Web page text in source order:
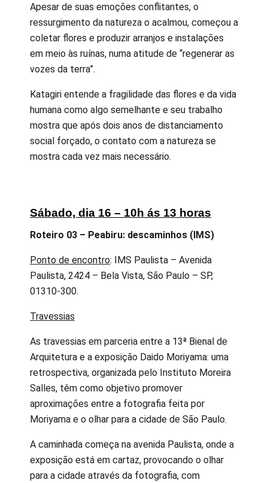
Apesar de suas emoções conflitantes, o
ressurgimento da natureza o acalmou, começou a
coletar flores e produzir arranjos e instalações
em meio às ruínas, numa atitude de “regenerar as
vozes da terra”.
Katagiri entende a fragilidade das flores e da vida
humana como algo semelhante e seu trabalho
mostra que após dois anos de distanciamento
social forçado, o contato com a natureza se
mostra cada vez mais necessário.
Sábado, dia 16 – 10h ás 13 horas
Roteiro 03 – Peabiru: descaminhos (IMS)
Ponto de encontro: IMS Paulista – Avenida
Paulista, 2424 – Bela Vista, São Paulo – SP,
01310-300.
Travessias
As travessias em parceria entre a 13ª Bienal de
Arquitetura e a exposição Daido Moriyama: uma
retrospectiva, organizada pelo Instituto Moreira
Salles, têm como objetivo promover
aproximações entre a fotografia feita por
Moriyama e o olhar para a cidade de São Paulo.
A caminhada começa na avenida Paulista, onde a
exposição está em cartaz, provocando o olhar
para a cidade através da fotografia, com